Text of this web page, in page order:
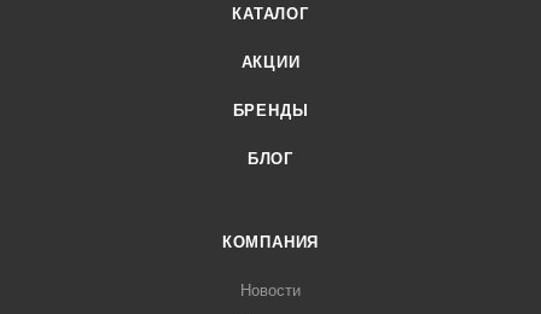
КАТАЛОГ
АКЦИИ
БРЕНДЫ
БЛОГ
КОМПАНИЯ
Новости